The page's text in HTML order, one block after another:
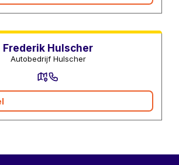
Frederik Hulscher
Autobedrijf Hulscher